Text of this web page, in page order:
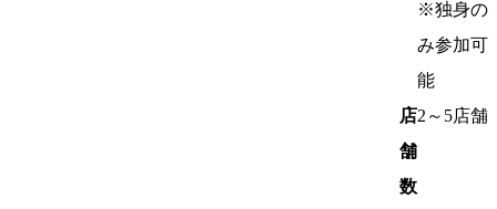
※独身の
み参加可
能
店
舗
数
2～5店舗